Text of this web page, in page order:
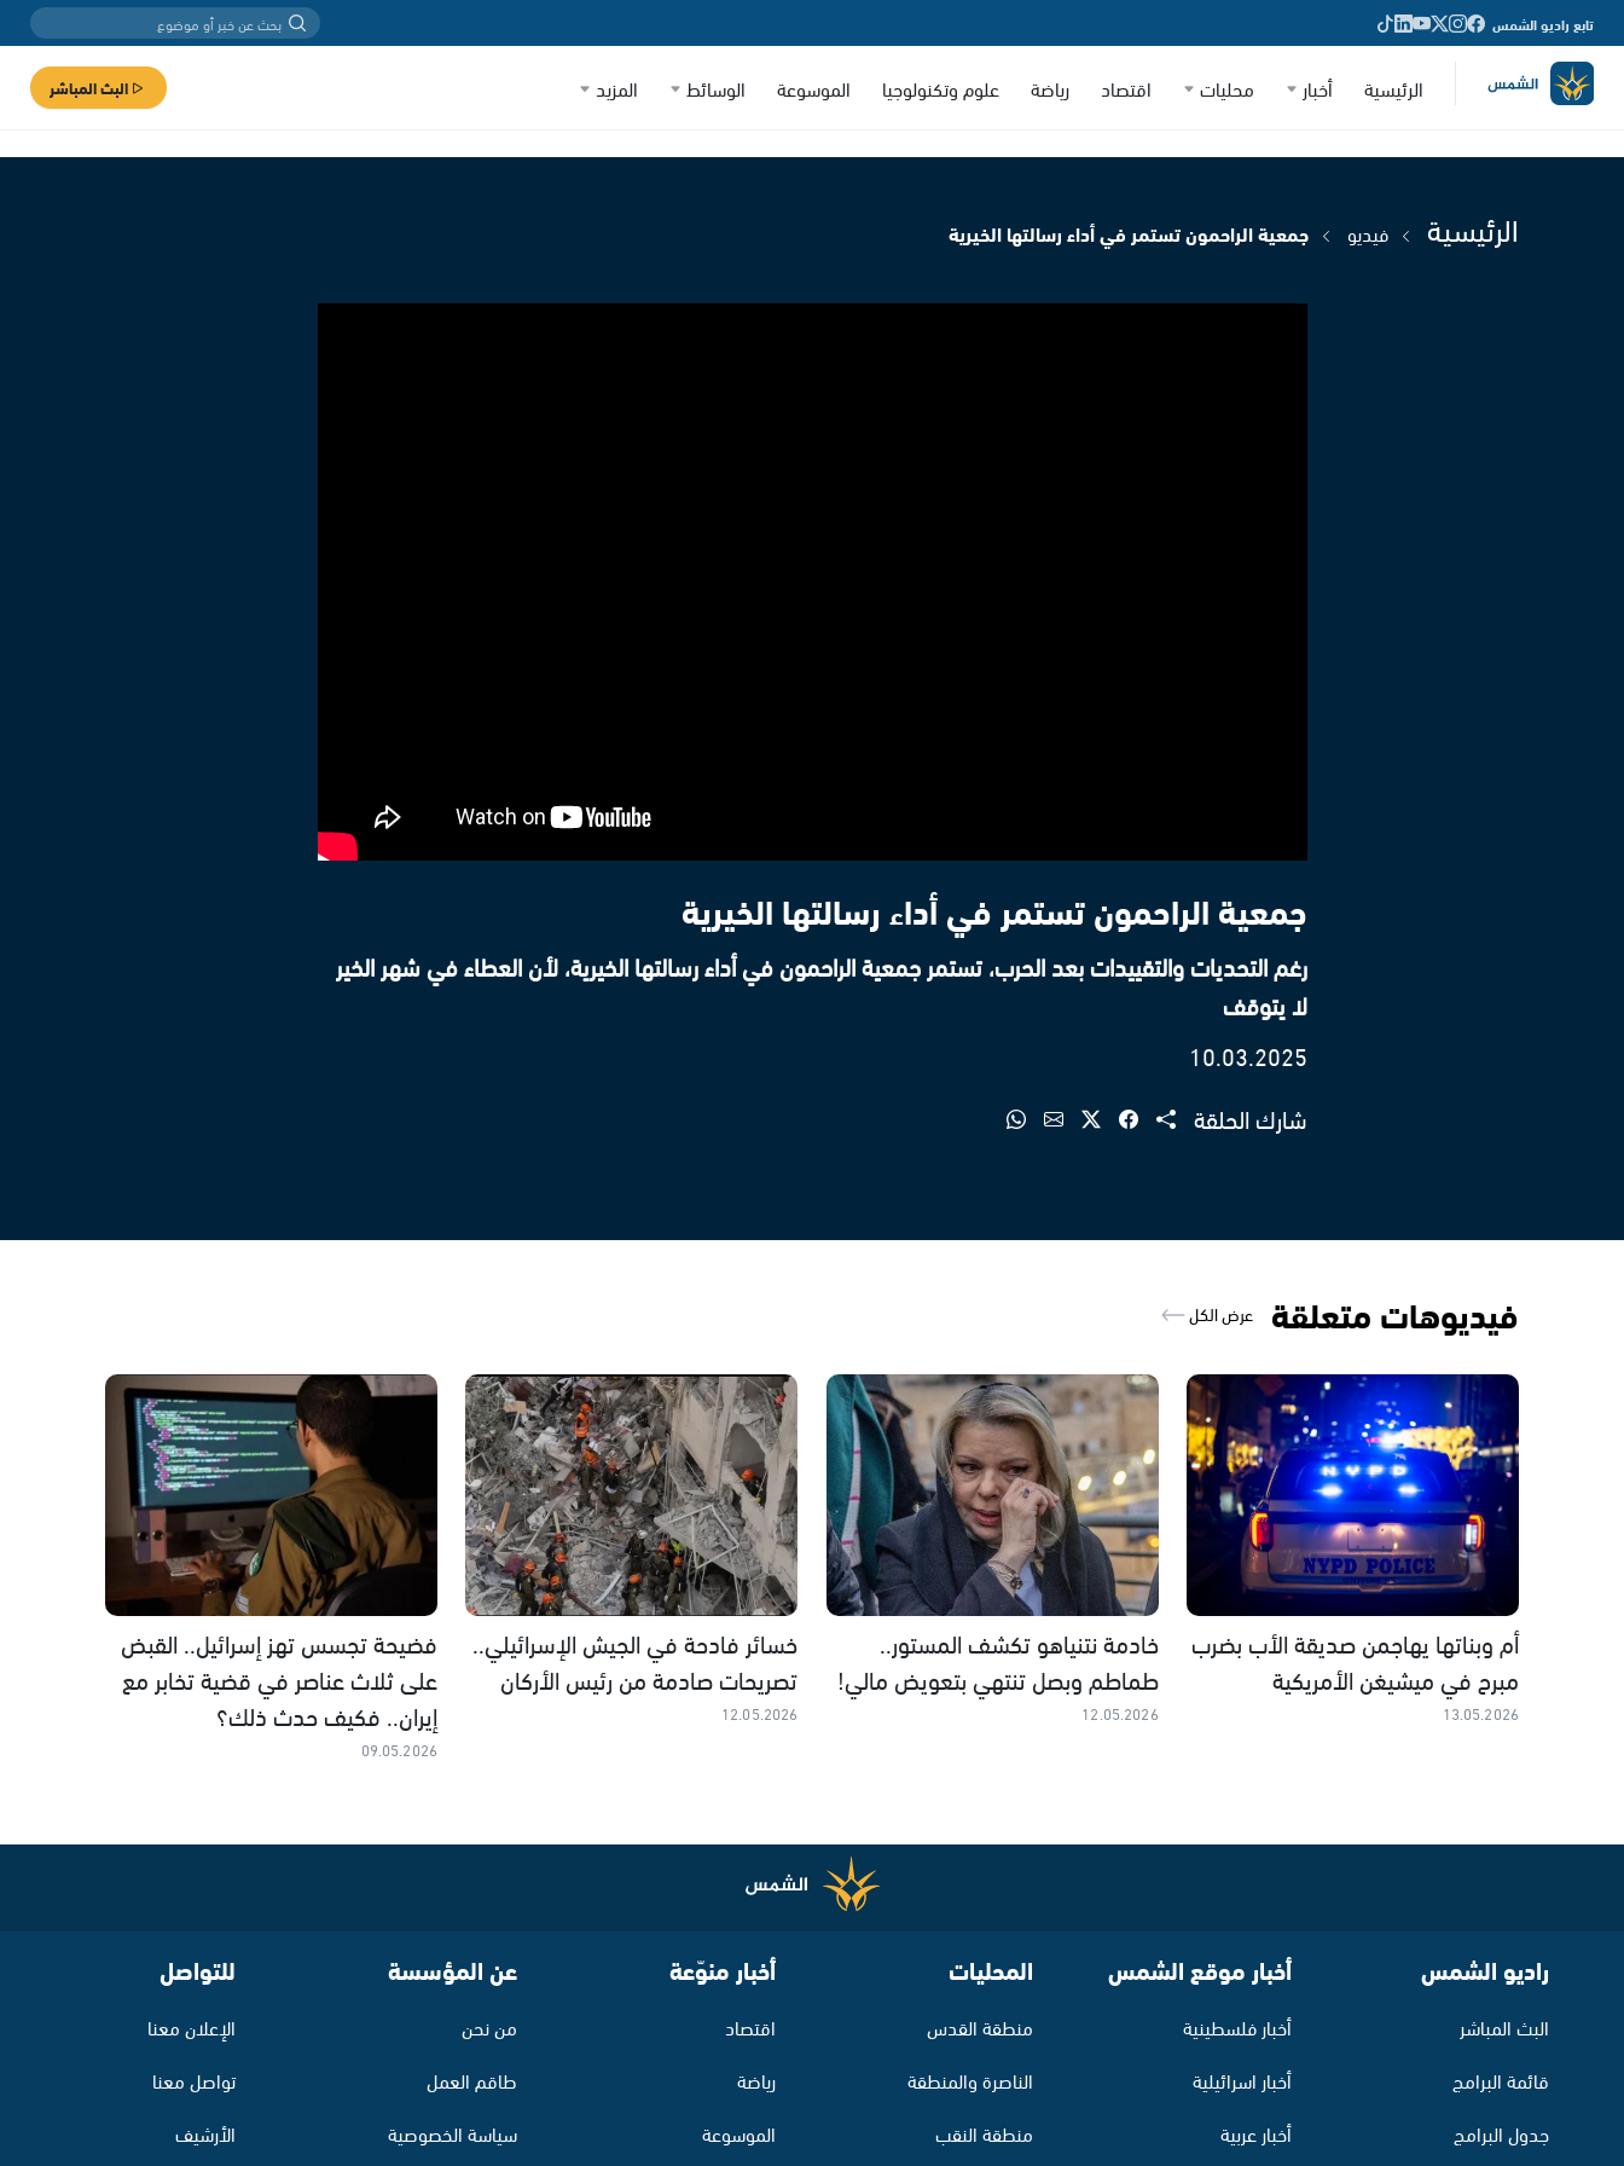
تابع راديو الشمس
الرئيسية أخبار محليات اقتصاد رياضة علوم وتكنولوجيا الموسوعة الوسائط المزيد البث المباشر
الرئيسية فيديو جمعية الراحمون تستمر في أداء رسالتها الخيرية
جمعية الراحمون تستمر في أداء رسالتها الخيرية
رغم التحديات والتقييدات بعد الحرب، تستمر جمعية الراحمون في أداء رسالتها الخيرية، لأن العطاء في شهر الخير
لا يتوقف
10.03.2025
شارك الحلقة
فيديوهات متعلقة عرض الكل
أم وبناتها يهاجمن صديقة الأب بضرب
مبرح في ميشيغن الأمريكية
13.05.2026
خادمة نتنياهو تكشف المستور..
طماطم وبصل تنتهي بتعويض مالي!
12.05.2026
خسائر فادحة في الجيش الإسرائيلي..
تصريحات صادمة من رئيس الأركان
12.05.2026
فضيحة تجسس تهز إسرائيل.. القبض
على ثلاث عناصر في قضية تخابر مع
إيران.. فكيف حدث ذلك؟
09.05.2026
راديو الشمس
البث المباشر
قائمة البرامج
جدول البرامج
أخبار موقع الشمس
أخبار فلسطينية
أخبار اسرائيلية
أخبار عربية
المحليات
منطقة القدس
الناصرة والمنطقة
منطقة النقب
أخبار منوّعة
اقتصاد
رياضة
الموسوعة
عن المؤسسة
من نحن
طاقم العمل
سياسة الخصوصية
للتواصل
الإعلان معنا
تواصل معنا
الأرشيف